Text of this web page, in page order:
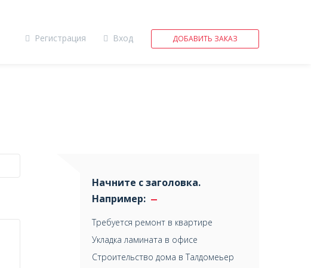
Регистрация Вход ДОБАВИТЬ ЗАКАЗ
Начните с заголовка.
Например:
Требуется ремонт в квартире
Укладка ламината в офисе
Строительство дома в Талдомеьер